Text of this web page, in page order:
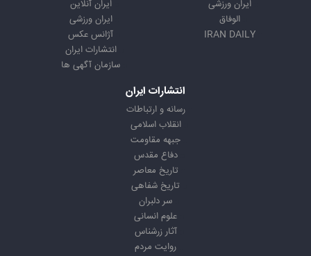
ایران ورزشی
الوفاق
IRAN DAILY
ایران آنلاین
ایران ورزشی
آژانس عکس
انتشارات ایران
سازمان آگهی ها
انتشارات ایران
رسانه و ارتباطات
انقلاب اسلامی
جبهه مقاومت
دفاع مقدس
تاریخ معاصر
تاریخ شفاهی
سر دلبران
علوم انسانی
آثار زرشناس
روایت مردم